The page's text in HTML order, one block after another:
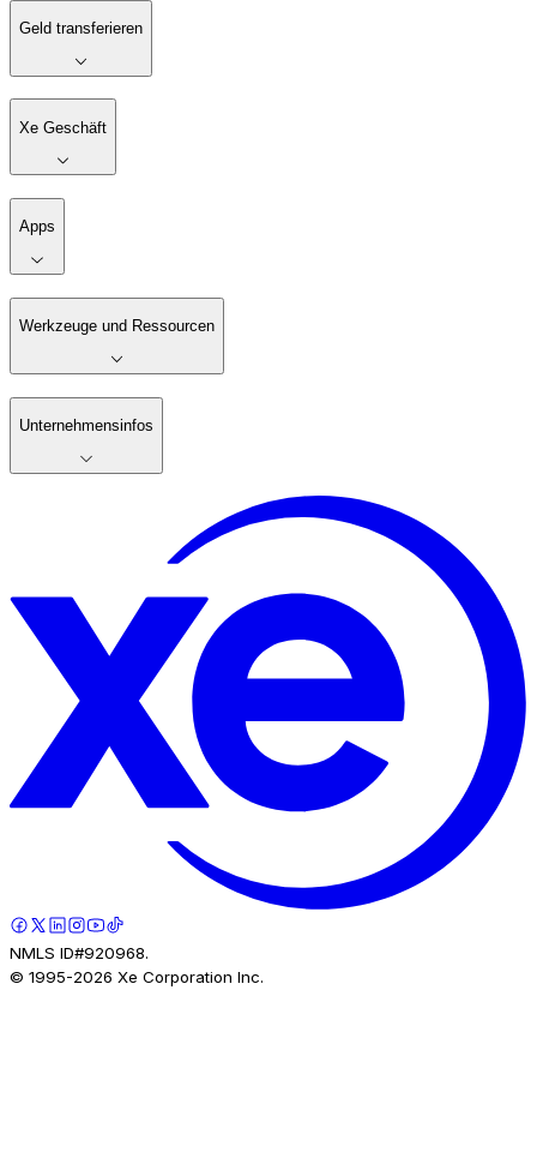
Geld transferieren
Xe Geschäft
Apps
Werkzeuge und Ressourcen
Unternehmensinfos
NMLS ID#920968.
© 1995-2026 Xe Corporation Inc.